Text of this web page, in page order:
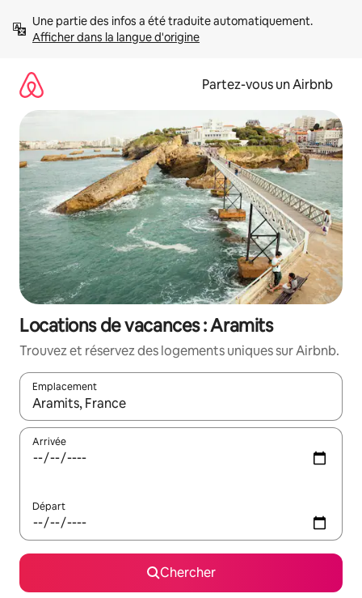
directement
Afficher dans la langue d'origine
Partez-vous un Airbnb
Locations de vacances : Aramits
Trouvez et réservez des logements uniques sur Airbnb.
Emplacement
Quand les résultats sont affichés, parcourez-les en utilisant
Arrivée
Départ
Chercher